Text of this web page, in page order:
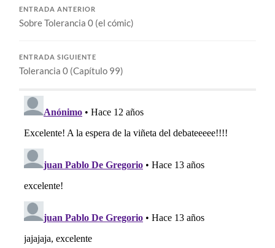
ENTRADA ANTERIOR
Sobre Tolerancia 0 (el cómic)
ENTRADA SIGUIENTE
Tolerancia 0 (Capítulo 99)